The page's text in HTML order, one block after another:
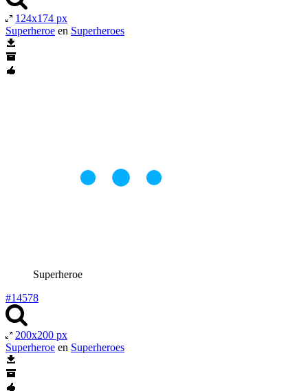
124x174 px
Superheroe en Superheroes
Superheroe
#14578
200x200 px
Superheroe en Superheroes